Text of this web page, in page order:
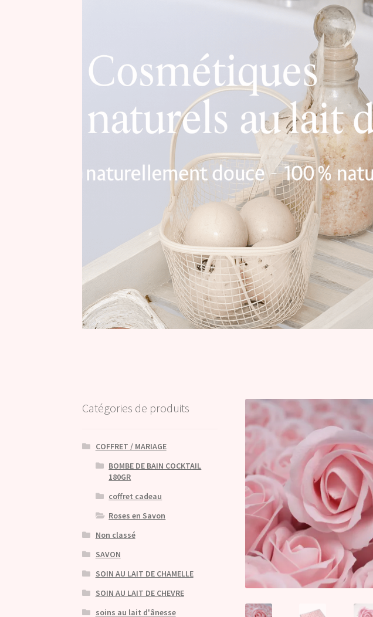
Catégories de produits
COFFRET / MARIAGE
BOMBE DE BAIN COCKTAIL
180GR
coffret cadeau
Roses en Savon
Non classé
SAVON
SOIN AU LAIT DE CHAMELLE
SOIN AU LAIT DE CHEVRE
soins au lait d'ânesse